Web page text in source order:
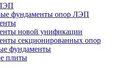
фундаменты опор ЛЭП
новой унификации
секционированных опор
фундаменты
плиты